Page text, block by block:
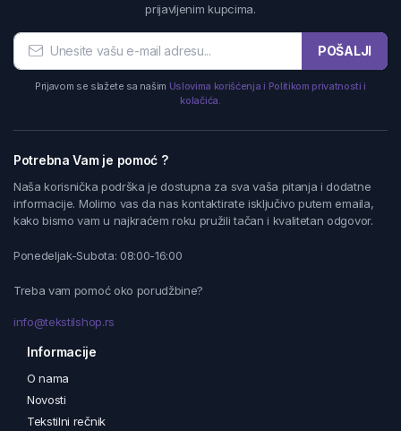
prijavljenim kupcima.
POŠALJI
Prijavom se slažete sa našim Uslovima korišćenja i Politikom privatnosti i
kolačića.
Potrebna Vam je pomoć ?
Naša korisnička podrška je dostupna za sva vaša pitanja i dodatne
informacije. Molimo vas da nas kontaktirate isključivo putem emaila,
kako bismo vam u najkraćem roku pružili tačan i kvalitetan odgovor.
Ponedeljak-Subota: 08:00-16:00
Treba vam pomoć oko porudžbine?
info@tekstilshop.rs
Informacije
O nama
Novosti
Tekstilni rečnik